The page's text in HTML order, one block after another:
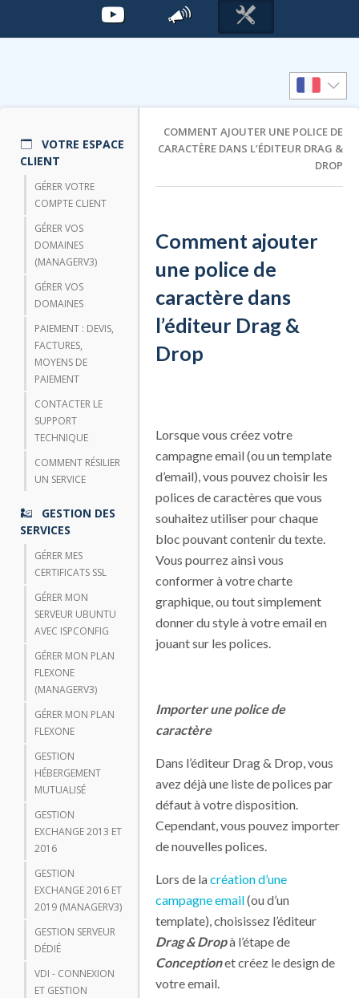
VOTRE ESPACE
CLIENT
GÉRER VOTRE
COMPTE CLIENT
GÉRER VOS
DOMAINES
(MANAGERV3)
GÉRER VOS
DOMAINES
PAIEMENT : DEVIS,
FACTURES,
MOYENS DE
PAIEMENT
CONTACTER LE
SUPPORT
TECHNIQUE
COMMENT RÉSILIER
UN SERVICE
GESTION DES
SERVICES
GÉRER MES
CERTIFICATS SSL
GÉRER MON
SERVEUR UBUNTU
AVEC ISPCONFIG
GÉRER MON PLAN
FLEXONE
(MANAGERV3)
GÉRER MON PLAN
FLEXONE
GESTION
HÉBERGEMENT
MUTUALISÉ
GESTION
EXCHANGE 2013 ET
2016
GESTION
EXCHANGE 2016 ET
2019 (MANAGERV3)
GESTION SERVEUR
DÉDIÉ
VDI - CONNEXION
ET GESTION
COMMENT AJOUTER UNE POLICE DE
CARACTÈRE DANS L’ÉDITEUR DRAG &
DROP
Comment ajouter
une police de
caractère dans
l’éditeur Drag &
Drop
Lorsque vous créez votre
campagne email (ou un template
d’email), vous pouvez choisir les
polices de caractères que vous
souhaitez utiliser pour chaque
bloc pouvant contenir du texte.
Vous pourrez ainsi vous
conformer à votre charte
graphique, ou tout simplement
donner du style à votre email en
jouant sur les polices.
Importer une police de
caractère
Dans l’éditeur Drag & Drop, vous
avez déjà une liste de polices par
défaut à votre disposition.
Cependant, vous pouvez importer
de nouvelles polices.
Lors de lacréation d’une
campagne email(ou d’un
template), choisissez l’éditeur
Drag & Dropà l’étape de
Conceptionet créez le design de
votre email.